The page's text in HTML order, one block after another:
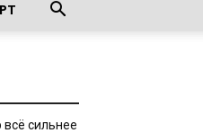
всё сильнее